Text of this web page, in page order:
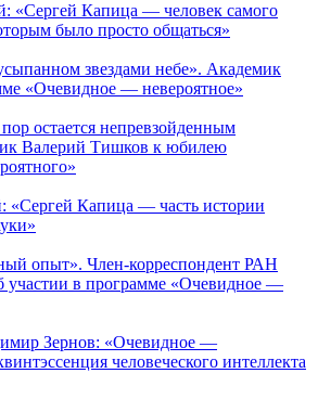
«Сергей Капица — человек самого
было просто общаться»
звездами небе». Академик
«Очевидное — невероятное»
остается непревзойденным
Валерий Тишков к юбилею
«Сергей Капица — часть истории
опыт». Член-корреспондент РАН
участии в программе «Очевидное —
Зернов: «Очевидное —
человеческого интеллекта